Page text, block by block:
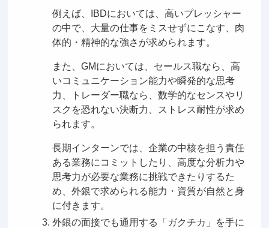
例えば、IBDにおいては、高いプレッシャー
の中で、大量の仕事をミスせずにこなす、肉
体的・精神的な強さが求められます。
また、GMにおいては、セールス職なら、高
いコミュニケーション能力や瞬発的な思考
力、トレーダー職なら、数学的なセンスやリ
スクを恐れない決断力、ストレス耐性が求め
られます。
長期インターンでは、企業の中核を担う責任
ある業務にコミットしたり、高度な分析力や
思考力が必要な業務に挑戦できたりするた
め、外銀で求められる能力・資質が自然と身
に付きます。
外銀の面接でも通用する「ガクチカ」を手に